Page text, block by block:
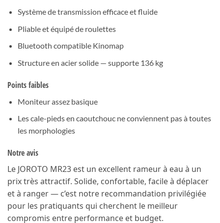
Système de transmission efficace et fluide
Pliable et équipé de roulettes
Bluetooth compatible Kinomap
Structure en acier solide — supporte 136 kg
Points faibles
Moniteur assez basique
Les cale-pieds en caoutchouc ne conviennent pas à toutes
les morphologies
Notre avis
Le JOROTO MR23 est un excellent rameur à eau à un
prix très attractif. Solide, confortable, facile à déplacer
et à ranger — c’est notre recommandation privilégiée
pour les pratiquants qui cherchent le meilleur
compromis entre performance et budget.